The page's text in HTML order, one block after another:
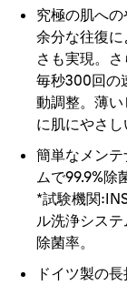
究極の肌への
余分な往復
さも実現。さ
毎秒300回の
動調整。薄
に肌にやさし
簡単なメンテ
ムで99.9%除
*試験機関
ル洗浄シス
除菌率。
ドイツ製の